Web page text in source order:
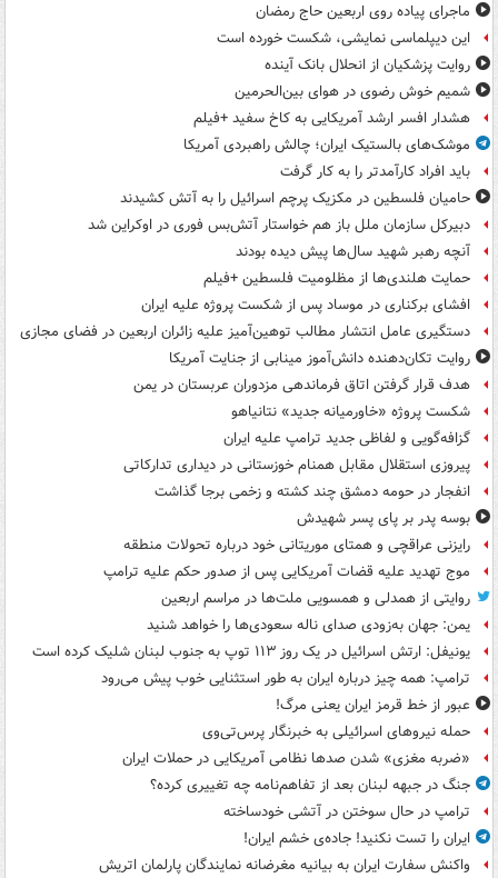
ماجرای پیاده روی اربعین حاج رمضان
این دیپلماسی نمایشی، شکست خورده است
روایت پزشکیان از انحلال بانک آینده
شمیم خوش رضوی در هوای بین‌الحرمین
هشدار افسر ارشد آمریکایی به کاخ سفید +فیلم
موشک‌های بالستیک ایران؛ چالش راهبردی آمریکا
باید افراد کارآمدتر را به کار گرفت
حامیان فلسطین در مکزیک پرچم اسرائیل را به آتش کشیدند
دبیرکل سازمان ملل باز هم خواستار آتش‌بس فوری در اوکراین شد
آنچه رهبر شهید سال‌ها پیش دیده بودند
حمایت هلندی‌ها از مظلومیت فلسطین +فیلم
افشای برکناری در موساد پس از شکست پروژه علیه ایران
دستگیری عامل انتشار مطالب توهین‌آمیز علیه زائران اربعین در فضای مجازی
روایت تکان‌دهنده دانش‌آموز مینابی از جنایت آمریکا
هدف قرار گرفتن اتاق‌ فرماندهی مزدوران عربستان در یمن
شکست پروژه «خاورمیانه جدید» نتانیاهو
گزافه‌گویی و لفاظی جدید ترامپ علیه ایران
پیروزی استقلال مقابل همنام خوزستانی در دیداری تدارکاتی
انفجار در حومه دمشق چند کشته و زخمی برجا گذاشت
بوسه‌ پدر بر پای پسر شهیدش
رایزنی عراقچی و همتای موریتانی خود درباره تحولات منطقه
موج تهدید علیه قضات آمریکایی پس از صدور حکم علیه ترامپ
روایتی از همدلی و همسویی ملت‌ها در مراسم اربعین
یمن: جهان به‌زودی صدای ناله سعودی‌ها را خواهد شنید
یونیفل: ارتش اسرائیل در یک روز ۱۱۳ توپ به جنوب لبنان شلیک کرده است
ترامپ: همه چیز درباره ایران به طور استثنایی خوب پیش می‌رود
عبور از خط قرمز ایران یعنی مرگ!
حمله نیروهای اسرائیلی به خبرنگار پرس‌تی‌وی
«ضربه مغزی» شدن صدها نظامی آمریکایی در حملات ایران
جنگ در جبهه لبنان بعد از تفاهم‌نامه چه تغییری کرده؟
ترامپ در حال سوختن در آتشی خودساخته
ایران را تست نکنید! جاده‌ی خشم ایران!
واکنش سفارت ایران به بیانیه مغرضانه نمایندگان پارلمان اتریش